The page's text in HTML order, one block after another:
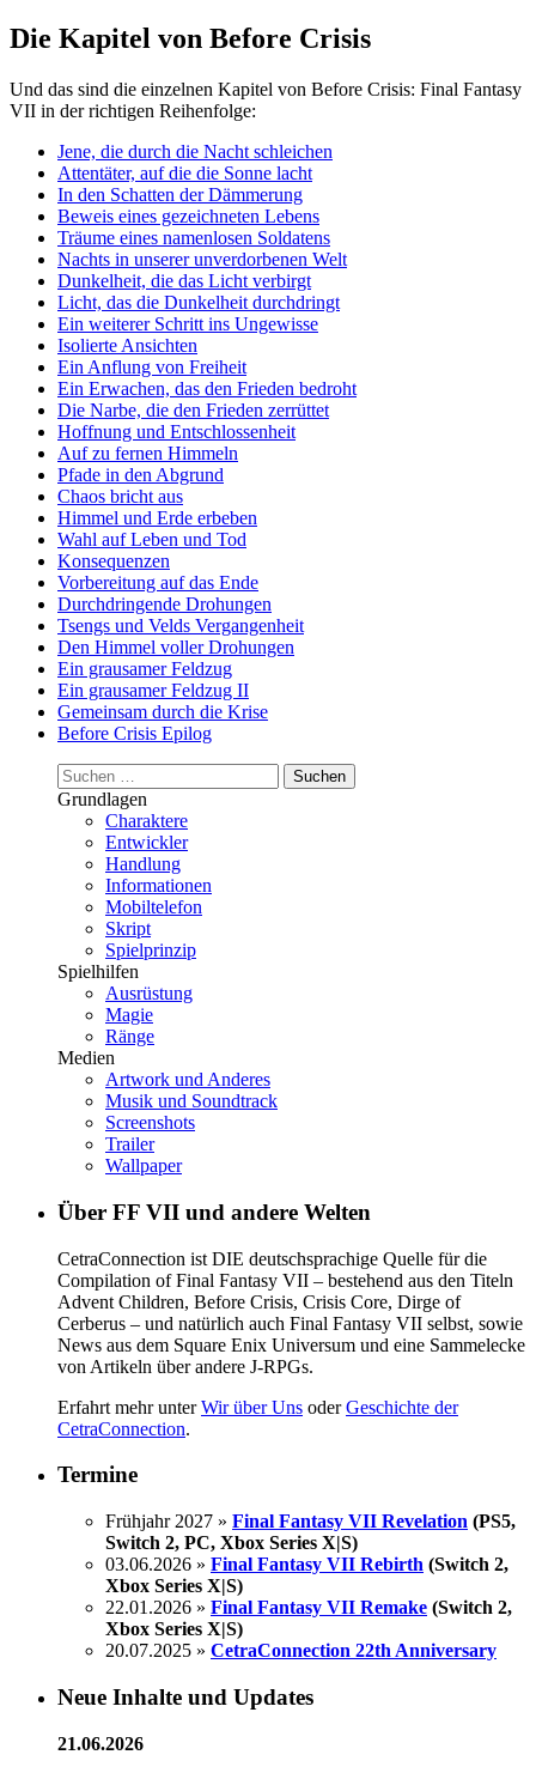
Die Kapitel von Before Crisis
Und das sind die einzelnen Kapitel von Before Crisis: Final Fantasy
VII in der richtigen Reihenfolge:
Jene, die durch die Nacht schleichen
Attentäter, auf die die Sonne lacht
In den Schatten der Dämmerung
Beweis eines gezeichneten Lebens
Träume eines namenlosen Soldatens
Nachts in unserer unverdorbenen Welt
Dunkelheit, die das Licht verbirgt
Licht, das die Dunkelheit durchdringt
Ein weiterer Schritt ins Ungewisse
Isolierte Ansichten
Ein Anflung von Freiheit
Ein Erwachen, das den Frieden bedroht
Die Narbe, die den Frieden zerrüttet
Hoffnung und Entschlossenheit
Auf zu fernen Himmeln
Pfade in den Abgrund
Chaos bricht aus
Himmel und Erde erbeben
Wahl auf Leben und Tod
Konsequenzen
Vorbereitung auf das Ende
Durchdringende Drohungen
Tsengs und Velds Vergangenheit
Den Himmel voller Drohungen
Ein grausamer Feldzug
Ein grausamer Feldzug II
Gemeinsam durch die Krise
Before Crisis Epilog
Suchen
nach:
Grundlagen
Charaktere
Entwickler
Handlung
Informationen
Mobiltelefon
Skript
Spielprinzip
Spielhilfen
Ausrüstung
Magie
Ränge
Medien
Artwork und Anderes
Musik und Soundtrack
Screenshots
Trailer
Wallpaper
Über FF VII und andere Welten
CetraConnection ist DIE deutschsprachige Quelle für die
Compilation of Final Fantasy VII – bestehend aus den Titeln
Advent Children, Before Crisis, Crisis Core, Dirge of
Cerberus – und natürlich auch Final Fantasy VII selbst, sowie
News aus dem Square Enix Universum und eine Sammelecke
von Artikeln über andere J-RPGs.
Erfahrt mehr unterWir über Uns oderGeschichte der
CetraConnection.
Termine
Frühjahr 2027 » Final Fantasy VII Revelation (PS5,
Switch 2, PC, Xbox Series X|S)
03.06.2026 » Final Fantasy VII Rebirth (Switch 2,
Xbox Series X|S)
22.01.2026 » Final Fantasy VII Remake (Switch 2,
Xbox Series X|S)
20.07.2025 » CetraConnection 22th Anniversary
Neue Inhalte und Updates
21.06.2026